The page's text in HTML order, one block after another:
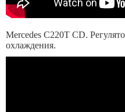
Mercedes C220T CD.
охлаждения.